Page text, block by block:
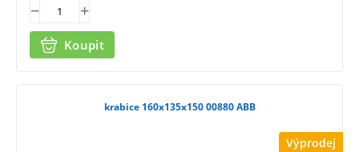
Koupit
Výprodej
krabice 160x135x150 00880 ABB